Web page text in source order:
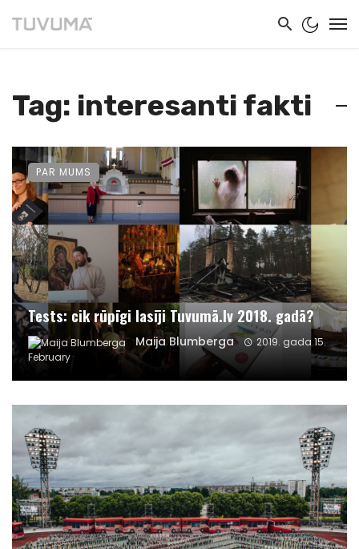
Tag: interesanti fakti
Tests: cik rūpīgi lasīji Tuvumā.lv 2018. gadā?
Maija Blumberga
2019. gada 15.
February
PAR MUMS